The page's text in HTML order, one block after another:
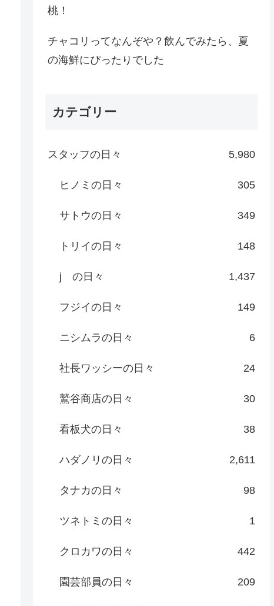
桃！
チャコリってなんぞや？飲んでみたら、夏
の海鮮にぴったりでした
カテゴリー
スタッフの日々 5,980
ヒノミの日々 305
サトウの日々 349
トリイの日々 148
j の日々 1,437
フジイの日々 149
ニシムラの日々 6
社長ワッシーの日々 24
鷲谷商店の日々 30
看板犬の日々 38
ハダノリの日々 2,611
タナカの日々 98
ツネトミの日々 1
クロカワの日々 442
園芸部員の日々 209